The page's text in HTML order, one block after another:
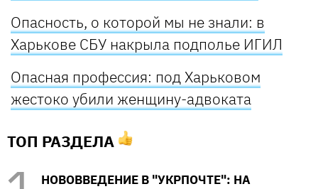
Опасность, о которой мы не знали: в
Харькове СБУ накрыла подполье ИГИЛ
Опасная профессия: под Харьковом
жестоко убили женщину-адвоката
ТОП РАЗДЕЛА
НОВОВВЕДЕНИЕ В "УКРПОЧТЕ": НА